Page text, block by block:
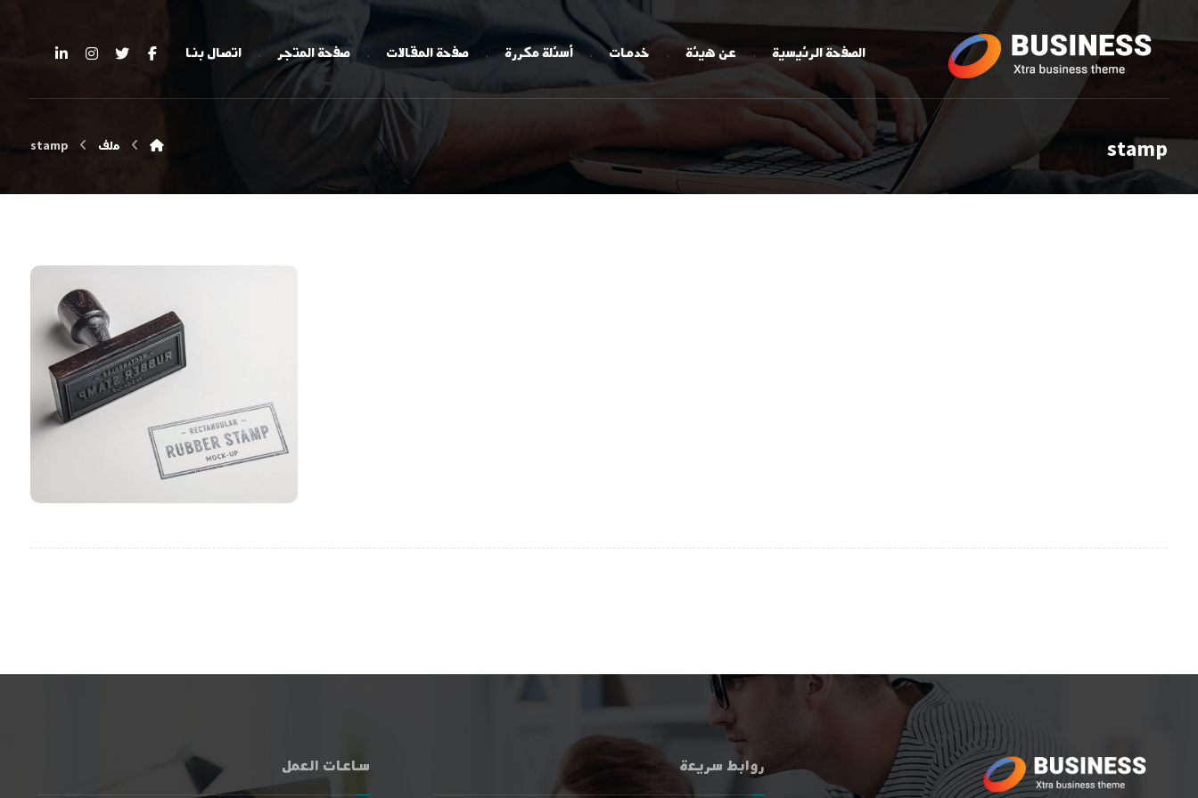
الصفحة الرئيسية عن هيئة خدمات أسئلة مكررة صفحة المقالات صفحة المتجر اتصال بنا
stamp ملف stamp
روابط سريعة ساعات العمل